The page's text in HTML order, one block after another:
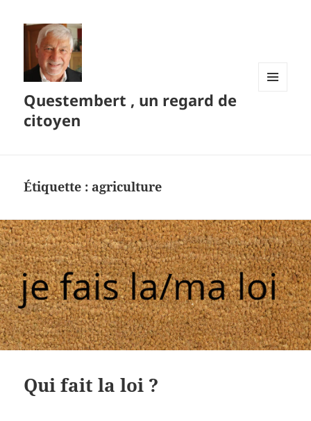
Questembert , un regard de
citoyen
Étiquette : agriculture
Qui fait la loi ?